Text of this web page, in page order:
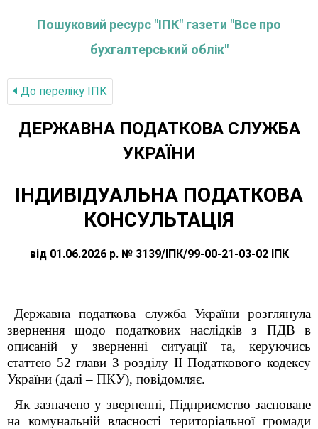
Пошуковий ресурс "ІПК" газети "Все про
бухгалтерський облік"
До переліку IПК
ДЕРЖАВНА ПОДАТКОВА СЛУЖБА
УКРАЇНИ
ІНДИВІДУАЛЬНА ПОДАТКОВА
КОНСУЛЬТАЦІЯ
від 01.06.2026 р. № 3139/ІПК/99-00-21-03-02 ІПК
Державна податкова служба України розглянула
зверненнящодо податкових наслідків з ПДВ в
описаній у зверненні ситуації та, керуючись
статтею 52 глави 3 розділу ІІ Податкового кодексу
України (далі – ПКУ), повідомляє.
Як зазначено у зверненні, Підприємство засноване
на комунальній власності територіальної громади